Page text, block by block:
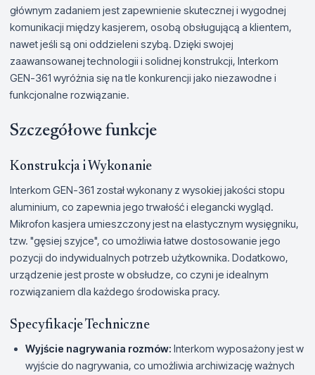
głównym zadaniem jest zapewnienie skutecznej i wygodnej
komunikacji między kasjerem, osobą obsługującą a klientem,
nawet jeśli są oni oddzieleni szybą. Dzięki swojej
zaawansowanej technologii i solidnej konstrukcji, Interkom
GEN-361 wyróżnia się na tle konkurencji jako niezawodne i
funkcjonalne rozwiązanie.
Szczegółowe funkcje
Konstrukcja i Wykonanie
Interkom GEN-361 został wykonany z wysokiej jakości stopu
aluminium, co zapewnia jego trwałość i elegancki wygląd.
Mikrofon kasjera umieszczony jest na elastycznym wysięgniku,
tzw. "gęsiej szyjce", co umożliwia łatwe dostosowanie jego
pozycji do indywidualnych potrzeb użytkownika. Dodatkowo,
urządzenie jest proste w obsłudze, co czyni je idealnym
rozwiązaniem dla każdego środowiska pracy.
Specyfikacje Techniczne
Wyjście nagrywania rozmów: Interkom wyposażony jest w
wyjście do nagrywania, co umożliwia archiwizację ważnych